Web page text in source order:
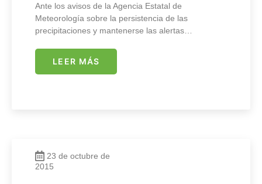
Ante los avisos de la Agencia Estatal de
Meteorología sobre la persistencia de las
precipitaciones y mantenerse las alertas…
LEER MÁS
23 de octubre de
2015